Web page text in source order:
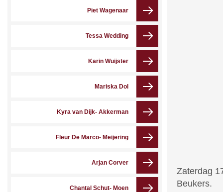
Piet Wagenaar
Tessa Wedding
Karin Wuijster
Mariska Dol
Kyra van Dijk- Akkerman
Fleur De Marco- Meijering
Arjan Corver
Chantal Schut- Moen
Zaterdag
Beukers.